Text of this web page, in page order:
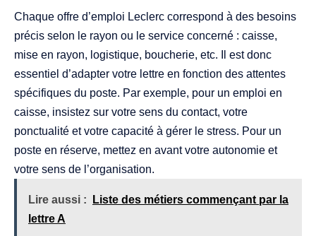
Chaque offre d’emploi Leclerc correspond à des besoins
précis selon le rayon ou le service concerné : caisse,
mise en rayon, logistique, boucherie, etc. Il est donc
essentiel d’adapter votre lettre en fonction des attentes
spécifiques du poste. Par exemple, pour un emploi en
caisse, insistez sur votre sens du contact, votre
ponctualité et votre capacité à gérer le stress. Pour un
poste en réserve, mettez en avant votre autonomie et
votre sens de l’organisation.
Lire aussi :
Liste des métiers commençant par la
lettre A